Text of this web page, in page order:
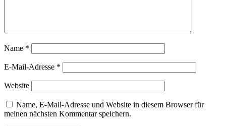
Name *
E-Mail-Adresse *
Website
Name, E-Mail-Adresse und Website in diesem Browser für
meinen nächsten Kommentar speichern.